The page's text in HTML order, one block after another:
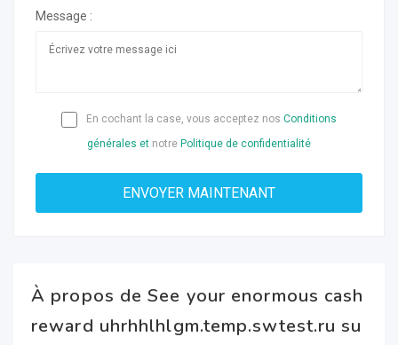
Message :
En cochant la case, vous acceptez nos Conditions
générales et notre Politique de confidentialité
À propos de See your enormous cash
reward uhrhhlhlgm.temp.swtest.ru su